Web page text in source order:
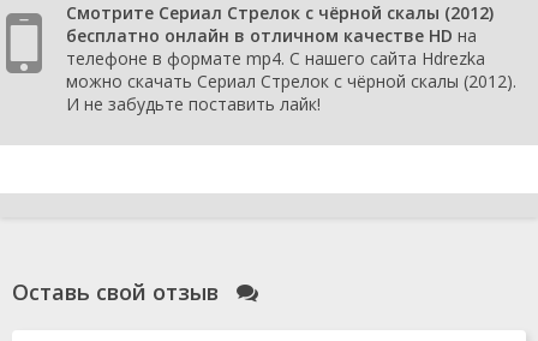
Смотрите Сериал Стрелок с чёрной скалы (2012)
бесплатно онлайн в отличном качестве HD на
телефоне в формате mp4. С нашего сайта Hdrezka
можно скачать Сериал Стрелок с чёрной скалы (2012).
И не забудьте поставить лайк!
Оставь свой отзыв